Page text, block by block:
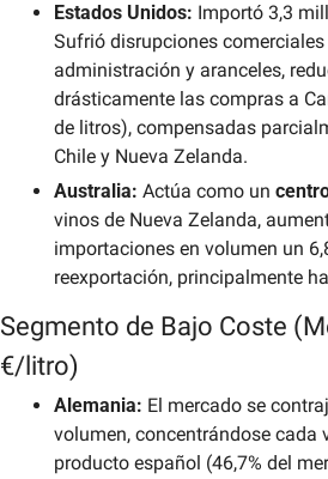
Estados Unidos: Importó 3,3
Sufrió disrupciones
administración y aranceles,
drásticamente las compras a
de litros), compensadas
Chile y Nueva Zelanda.
Australia: Actúa como un
vinos de Nueva Zelanda,
importaciones en volumen un
reexportación, principalmente
Segmento de Bajo Coste
€/litro)
Alemania: El mercado se
volumen, concentrándose cada
producto español (46,7% del